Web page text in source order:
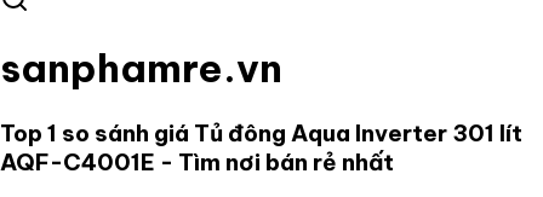
sanphamre.vn
Top 1 so sánh giá Tủ đông Aqua Inverter 301 lít
AQF-C4001E - Tìm nơi bán rẻ nhất